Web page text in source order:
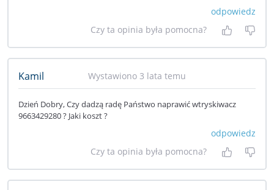
odpowiedz
Czy ta opinia była pomocna?
Tak, była
Nie
Kamil Wystawiono 3 lata temu
Dzień Dobry, Czy dadzą radę Państwo naprawić wtryskiwacz
9663429280 ? Jaki koszt ?
odpowiedz
Czy ta opinia była pomocna?
Tak, była
Nie